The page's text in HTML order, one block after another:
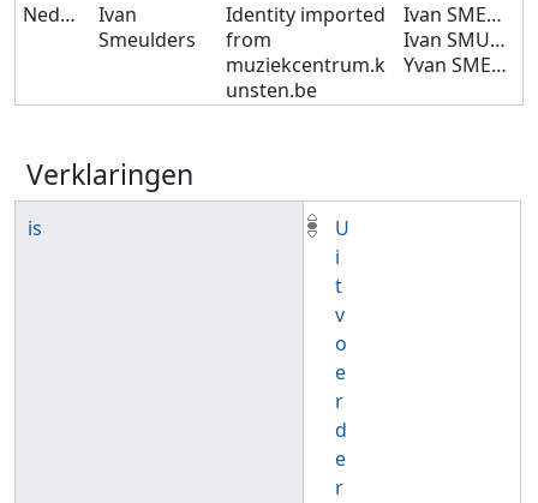
Nederlands
Ivan
Smeulders
Identity imported
from
muziekcentrum.k
unsten.be
Ivan SMEULDERS
Ivan SMULDERS
Yvan SMEULDERS
Verklaringen
is
U
i
t
v
o
e
r
d
e
r